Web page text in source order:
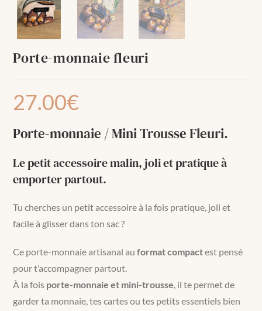
Porte-monnaie fleuri
27.00€
Porte-monnaie / Mini Trousse Fleuri.
Le petit accessoire malin, joli et pratique à
emporter partout.
Tu cherches un petit accessoire à la fois pratique, joli et
facile à glisser dans ton sac ?
Ce porte-monnaie artisanal auformat compactest pensé
pour t’accompagner partout.
À la fois porte-monnaie et mini-trousse , il te permet de
garder ta monnaie, tes cartes ou tes petits essentiels bien